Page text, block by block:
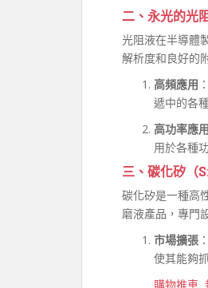
二、永光的光
光阻液在半導體
解析度和良好的
高頻應用
遞中的各
高功率應用
用於各種
三、碳化矽（
碳化矽是一種高
磨液產品，專門
市場擴張
使其能夠
購物推車